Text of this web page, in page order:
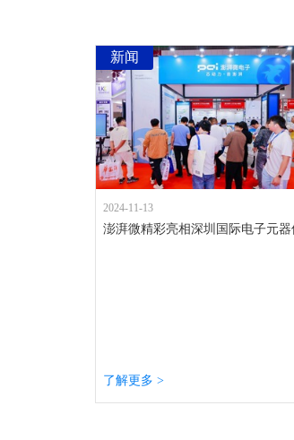
新闻
2024-11-13
澎湃微精彩亮相深圳国际电子元器
了解更多 >